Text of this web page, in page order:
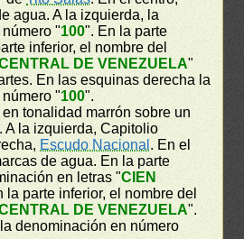
agua. A la izquierda, la
"100". En la parte
inferior, el nombre del
DE VENEZUELA"
En las esquinas derecha la
"100".
tonalidad marrón sobre un
A la izquierda, Capitolio
Escudo Nacional . En el
de agua. En la parte
en letras "CIEN
la parte inferior, el nombre del
DE VENEZUELA".
denominación en número